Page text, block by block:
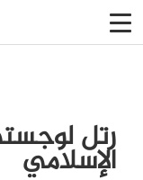
رتل
الإسلامي